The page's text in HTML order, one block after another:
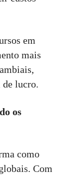
em
mais
de lucro.
os
como
Com